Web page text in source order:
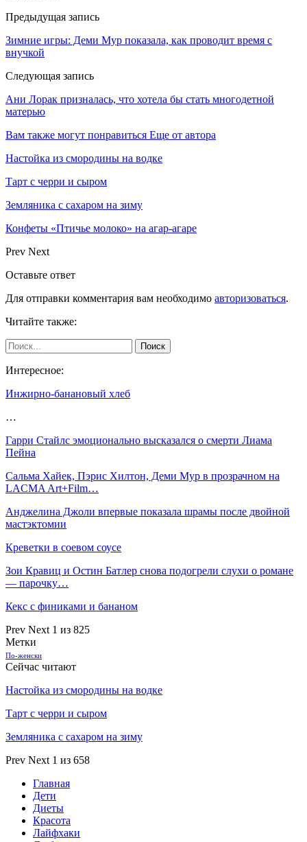
Предыдущая запись
Зимние игры: Деми Мур показала, как проводит время с
внучкой
Следующая запись
Ани Лорак призналась, что хотела бы стать многодетной
матерью
Вам также могут понравиться Еще от автора
Настойка из смородины на водке
Тарт с черри и сыром
Земляника с сахаром на зиму
Конфеты «Птичье молоко» на агар-агаре
Prev Next
Оставьте ответ
Для отправки комментария вам необходимо авторизоваться.
Читайте также:
Интересное:
Инжирно-банановый хлеб
…
Гарри Стайлс эмоционально высказался о смерти Лиама
Пейна
Сальма Хайек, Пэрис Хилтон, Деми Мур в прозрачном на
LACMA Art+Film…
Анджелина Джоли впервые показала шрамы после двойной
мастэктомии
Креветки в соевом соусе
Зои Кравиц и Остин Батлер снова подогрели слухи о романе
— парочку…
Кекс с финиками и бананом
Prev Next 1 из 825
Метки
По-женски
Сейчас читают
Настойка из смородины на водке
Тарт с черри и сыром
Земляника с сахаром на зиму
Prev Next 1 из 658
Главная
Дети
Диеты
Красота
Лайфхаки